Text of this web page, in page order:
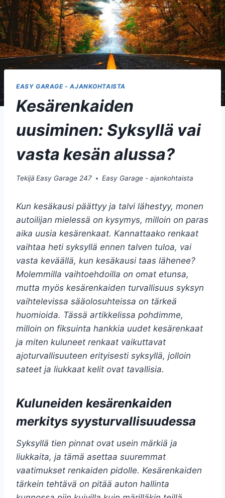
EASY GARAGE - AJANKOHTAISTA
Kesärenkaiden
uusiminen: Syksyllä vai
vasta kesän alussa?
Tekijä Easy Garage 247 Easy Garage - ajankohtaista
Kun kesäkausi päättyy ja talvi lähestyy, monen
autoilijan mielessä on kysymys, milloin on paras
aika uusia kesärenkaat. Kannattaako renkaat
vaihtaa heti syksyllä ennen talven tuloa, vai
vasta keväällä, kun kesäkausi taas lähenee?
Molemmilla vaihtoehdoilla on omat etunsa,
mutta myös kesärenkaiden turvallisuus syksyn
vaihtelevissa sääolosuhteissa on tärkeä
huomioida. Tässä artikkelissa pohdimme,
milloin on fiksuinta hankkia uudet kesärenkaat
ja miten kuluneet renkaat vaikuttavat
ajoturvallisuuteen erityisesti syksyllä, jolloin
sateet ja liukkaat kelit ovat tavallisia.
Kuluneiden kesärenkaiden
merkitys syysturvallisuudessa
Syksyllä tien pinnat ovat usein märkiä ja
liukkaita, ja tämä asettaa suuremmat
vaatimukset renkaiden pidolle. Kesärenkaiden
tärkein tehtävä on pitää auton hallinta